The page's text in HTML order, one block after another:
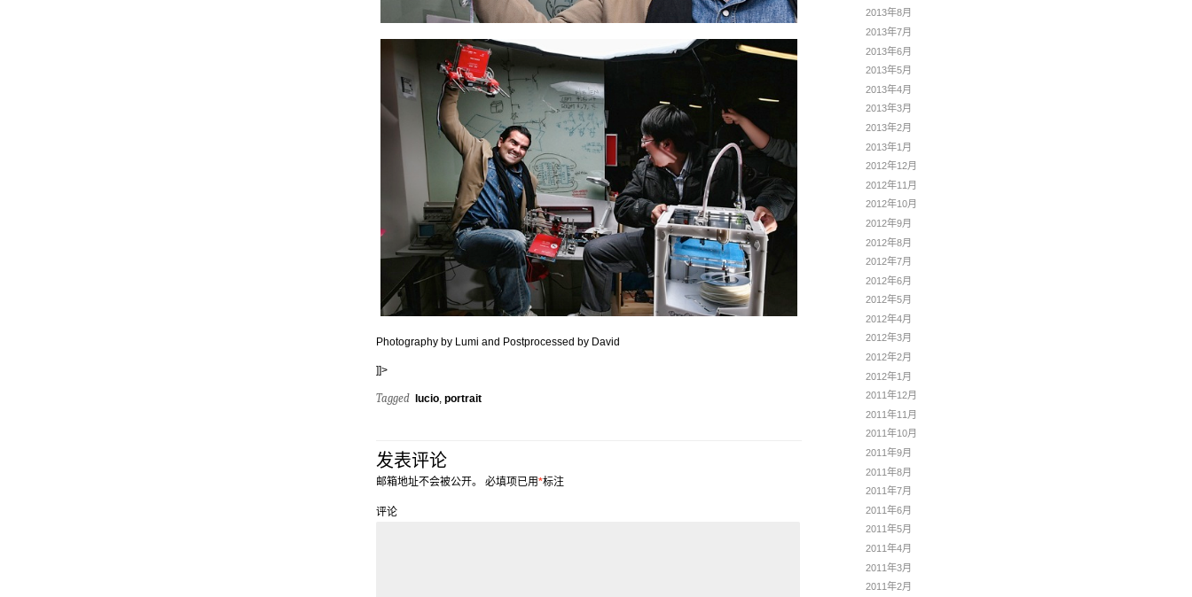
Photography by Lumi and Postprocessed by David
]]>
Tagged lucio, portrait
发表评论
邮箱地址不会被公开。 必填项已用*标注
评论
2013年8月
2013年7月
2013年6月
2013年5月
2013年4月
2013年3月
2013年2月
2013年1月
2012年12月
2012年11月
2012年10月
2012年9月
2012年8月
2012年7月
2012年6月
2012年5月
2012年4月
2012年3月
2012年2月
2012年1月
2011年12月
2011年11月
2011年10月
2011年9月
2011年8月
2011年7月
2011年6月
2011年5月
2011年4月
2011年3月
2011年2月